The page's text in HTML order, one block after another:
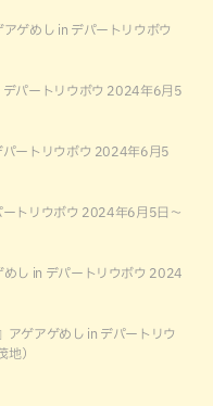
アゲめし in デパートリウボウ
デパートリウボウ 2024年6月5
パートリウボウ 2024年6月5
ートリウボウ 2024年6月5日〜
めし in デパートリウボウ 2024
アゲアゲめし in デパートリウ
）